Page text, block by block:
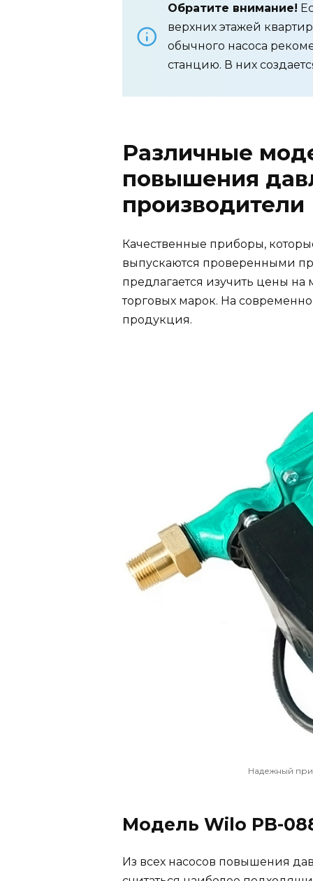
Обратите внимание!
верхних этажей
обычного насоса
станцию. В них
Различные
повышения
производители
Качественные приборы,
выпускаются проверенными
предлагается изучить цены
торговых марок. На
продукция.
Надежный
Модель Wilo PB-
Из всех насосов повышения